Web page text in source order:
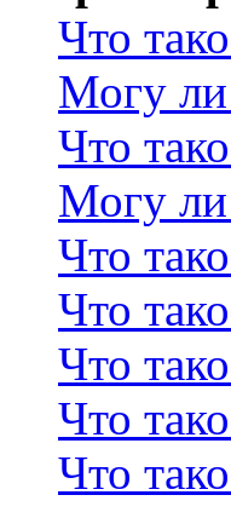
Что
Могу ли
Что
Могу ли
Что
Что
Что
Что
Что